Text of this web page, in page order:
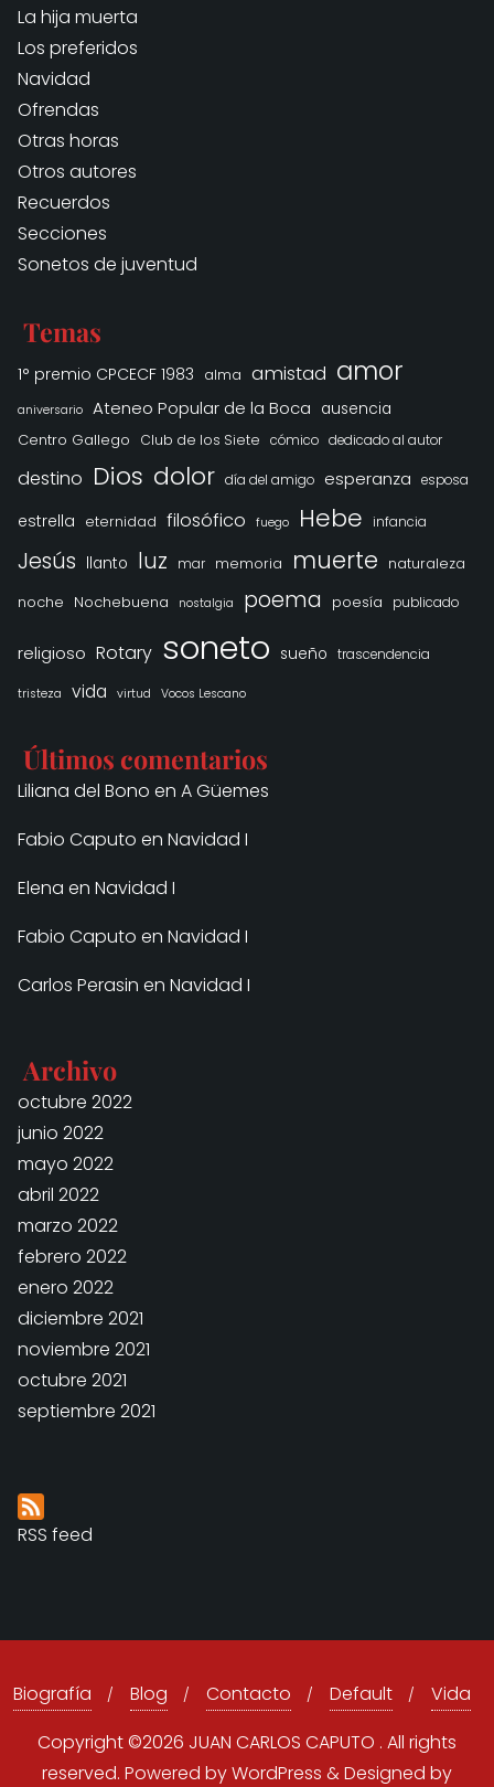
La hija muerta
Los preferidos
Navidad
Ofrendas
Otras horas
Otros autores
Recuerdos
Secciones
Sonetos de juventud
Temas
1° premio CPCECF 1983 alma amistad amor
aniversario Ateneo Popular de la Boca ausencia
Centro Gallego
Club de los Siete cómico dedicado al autor
destino Dios dolor día del amigo esperanza esposa
estrella eternidad filosófico fuego Hebe infancia
Jesús llanto luz mar memoria muerte naturaleza
noche Nochebuena nostalgia poema poesía publicado
religioso Rotary soneto sueño trascendencia
tristeza vida virtud Vocos Lescano
Últimos comentarios
Liliana del Bono en A Güemes
Fabio Caputo en Navidad I
Elena en Navidad I
Fabio Caputo en Navidad I
Carlos Perasin en Navidad I
Archivo
octubre 2022
junio 2022
mayo 2022
abril 2022
marzo 2022
febrero 2022
enero 2022
diciembre 2021
noviembre 2021
octubre 2021
septiembre 2021
RSS feed
Biografía Blog Contacto Default
Vida
Copyright ©2026 JUAN CARLOS CAPUTO . All rights
reserved. Powered byWordPress &Designed by